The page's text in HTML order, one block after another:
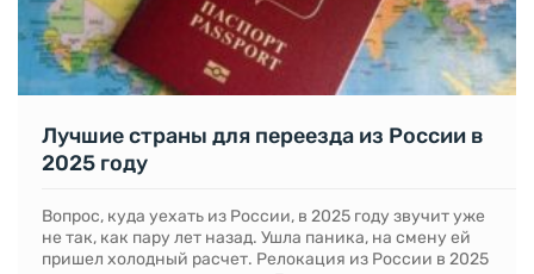
Лучшие страны для переезда из России в
2025 году
Вопрос, куда уехать из России, в 2025 году звучит уже
не так, как пару лет назад. Ушла паника, на смену ей
пришел холодный расчет. Релокация из России в 2025